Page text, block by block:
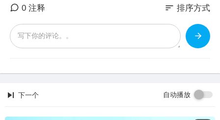
0 注释 sort 排序方式
下一个 自动播放